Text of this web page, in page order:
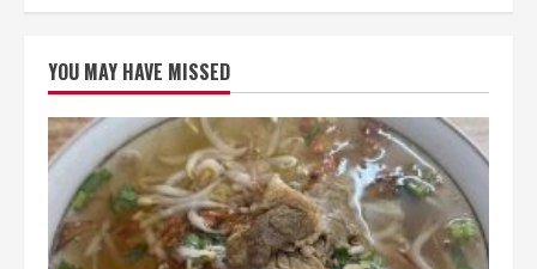
YOU MAY HAVE MISSED